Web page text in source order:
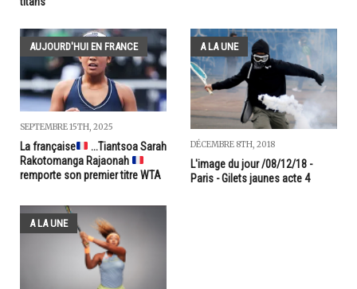
AUJOURD'HUI EN FRANCE
SEPTEMBRE 15TH, 2025
La française
...Tiantsoa Sarah
Rakotomanga Rajaonah
remporte son premier titre WTA
A LA UNE
DÉCEMBRE 8TH, 2018
L'image du jour /08/12/18 -
Paris - Gilets jaunes acte 4
A LA UNE